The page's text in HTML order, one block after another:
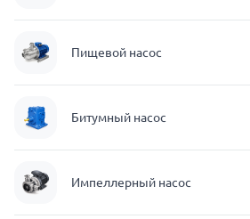
Пищевой насос
Битумный насос
Импеллерный насос